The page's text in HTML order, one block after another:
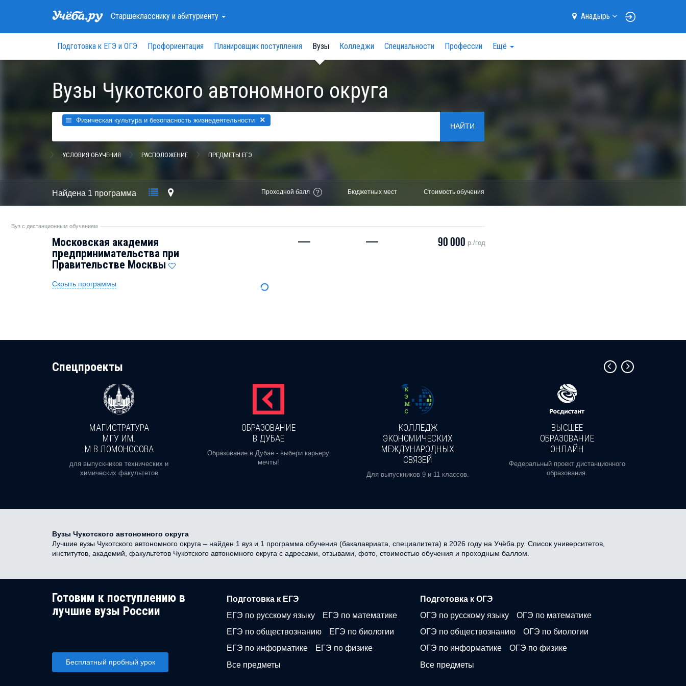
Старшеклассникуи абитуриенту Анадырь
Подготовка к ЕГЭ и ОГЭ Профориентация Планировщик поступления Вузы Колледжи Специальности Профессии Ещё
Вузы Чукотского автономного округа
Физическая культура и безопасность жизнедеятельности ×
НАЙТИ
УСЛОВИЯ ОБУЧЕНИЯ РАСПОЛОЖЕНИЕ ПРЕДМЕТЫ ЕГЭ
Найдена 1 программа Проходной балл ? Бюджетных мест Стоимость обучения
Вуз с дистанционным обучением
Московская академия
предпринимательства при
Правительстве Москвы
— — 90 000 р./год
Скрыть программы
Cпецпроекты
МАГИСТРАТУРА
МГУ ИМ.
М.В.ЛОМОНОСОВА
для выпускников технических и
химических факультетов
ОБРАЗОВАНИЕ
В ДУБАЕ
Образование в Дубае - выбери карьеру
мечты!
КОЛЛЕДЖ
ЭКОНОМИЧЕСКИХ
МЕЖДУНАРОДНЫХ
СВЯЗЕЙ
Для выпускников 9 и 11 классов.
ВЫСШЕЕ
ОБРАЗОВАНИЕ
ОНЛАЙН
Федеральный проект дистанционного
образования.
Вузы Чукотского автономного округа
Лучшие вузы Чукотского автономного округа – найден 1 вуз и 1 программа обучения (бакалавриата, специалитета) в 2026 году на Учёба.ру. Список университетов,
институтов, академий, факультетов Чукотского автономного округа с адресами, отзывами, фото, стоимостью обучения и проходным баллом.
Готовим к поступлению в
лучшие вузы России
Бесплатный пробный урок
Подготовка к ЕГЭ
ЕГЭ по русскому языку
ЕГЭ по математике
ЕГЭ по обществознанию
ЕГЭ по биологии
ЕГЭ по информатике
ЕГЭ по физике
Все предметы
Подготовка к ОГЭ
ОГЭ по русскому языку
ОГЭ по математике
ОГЭ по обществознанию
ОГЭ по биологии
ОГЭ по информатике
ОГЭ по физике
Все предметы